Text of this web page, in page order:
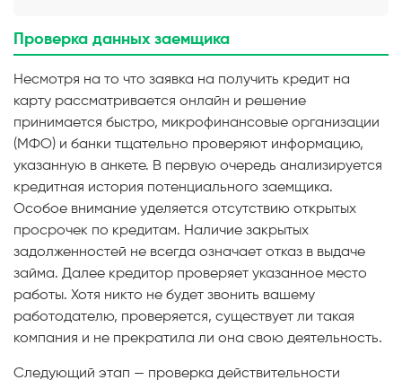
Проверка данных заемщика
Несмотря на то что заявка на получить кредит на
карту рассматривается онлайн и решение
принимается быстро, микрофинансовые организации
(МФО) и банки тщательно проверяют информацию,
указанную в анкете. В первую очередь анализируется
кредитная история потенциального заемщика.
Особое внимание уделяется отсутствию открытых
просрочек по кредитам. Наличие закрытых
задолженностей не всегда означает отказ в выдаче
займа. Далее кредитор проверяет указанное место
работы. Хотя никто не будет звонить вашему
работодателю, проверяется, существует ли такая
компания и не прекратила ли она свою деятельность.
Следующий этап — проверка действительности